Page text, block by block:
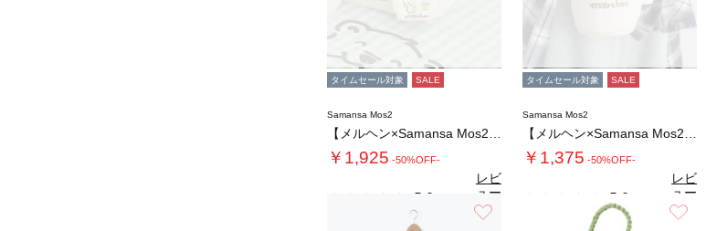
タイムセール対象 SALE
Samansa Mos2
￥1,925 -50%OFF-
5.0
レビ
ュー
を見
る
タイムセール対象 SALE
Samansa Mos2
￥1,375 -50%OFF-
5.0
レビ
ュー
を見
る